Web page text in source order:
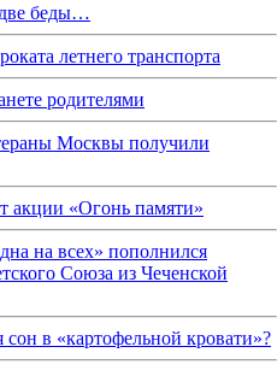
беды…
летнего транспорта
родителями
Москвы получили
акции «Огонь памяти»
на всех» пополнился
Союза из Чеченской
сон в «картофельной кровати»?